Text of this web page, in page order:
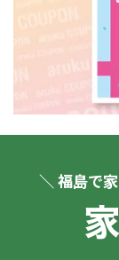
＼ 福島で